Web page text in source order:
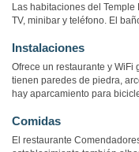
Las habitaciones del
TV, minibar y teléfono. El
Instalaciones
Ofrece un restaurante y WiFi
tienen paredes de piedra,
hay aparcamiento para
Comidas
El restaurante